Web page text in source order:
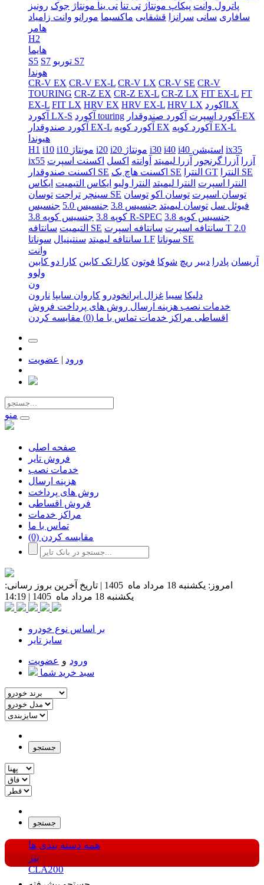
پاترول وانت پیکاپ مونتاژ تی تنا تی ینا مونتاژ جوک رونیز
سافاری سانی سرانزا قشقایی ماکسیما مورانو وانت زامیاد
هامر
H2
هایما
S5 S7
توربو S7
هوندا
CR-V EX CR-V EX-L CR-V LX CR-V SE CR-V
TOURING CR-Z EX CR-Z EX-L CR-Z LX FIT EX-L FT
EX-L FIT LX HRV EX HRV EX-L HRV LX
اکوردLX
آکورد LX-S
آکورد touring آکورد اسپرت آکورد صندوقدار-EX
آکورد صندوقدار EX-L
آکورد کوپه EX
آکورد کوپه EX-L
هیوندا
H1 i10 i10 مونتاژ i20 i20 مونتاژ i30 i40 i40 استیشن ix35
ix55
آزرا آزرا گرنجور آزرا لیمیتد آوانته اکسل اکسنت اسپرت
اکسنت صندوقدار SE
اکسنت هاچ بک SE النترا GT
النترا SE
النترا اسپرت النترا لیمیتد النترا ولیو ایکاس التیمیت ایکاس
سینچر تراجت توسان SE توسان اسپرت توسان اکو توسان
فیوئل سل توسان لیمیتد جنسیس 3.8 جنسیس 5.0
جنسیس
کوپه 3.8 جنسیس کوپه 3.8 R-SPEC جنسیس کوپه 3.8
التیمیت سانتافه SE سانتافه اسپرت سانتافه اسپرت T 2.0
سانتافه لیمیتد سنتینیال سوناتا LF
سوناتا SE
وانت
آریسان پادرا دییر ریچ شوکا فوتون کارا تک کابین کارا دو کابین
ولوو
ون
دلیکا سیبا غزال ایرانخودرو کاروان سایپا نارون
خدمات نصب هزینه ارسال روش های پرداخت فروش
اقساطی مراکز خدمات تماس با ما (0) مقایسه کردن
ورود | عضویت
منو
صفحه اصلی
فروش تایر
خدمات نصب
هزینه ارسال
روش های پرداخت
فروش اقساطی
مراکز خدمات
تماس با ما
(0) مقایسه کردن
امروز: یکشنبه 18 مرداد ماه 1405 | تاریخ آخرین بروز رسانی:
یکشنبه 18 مرداد ماه 1405
|
14:19
بر اساس نوع خودرو
سایز تایر
ورود و عضویت
سبد خرید شما
جستجو
جستجو
همه دسته بندی ها
بنز
CLA200